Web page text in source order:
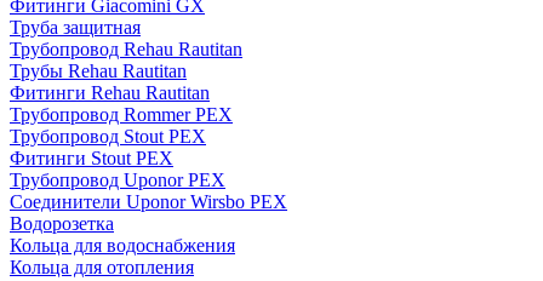
Фитинги Giacomini GX
Труба защитная
Трубопровод Rehau Rautitan
Трубы Rehau Rautitan
Фитинги Rehau Rautitan
Трубопровод Rommer PEX
Трубопровод Stout PEX
Фитинги Stout PEX
Трубопровод Uponor PEX
Соединители Uponor Wirsbo PEX
Водорозетка
Кольца для водоснабжения
Кольца для отопления